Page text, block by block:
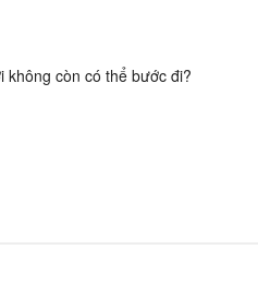
không còn có thể bước đi?